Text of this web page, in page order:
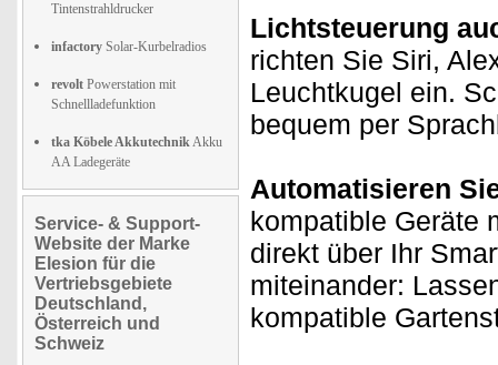
Tintenstrahldrucker
infactory Solar-Kurbelradios
revolt Powerstation mit
Schnellladefunktion
tka Köbele AkkutechnikAkku
AA Ladegeräte
Service- & Support-
Website der Marke
Elesion für die
Vertriebsgebiete
Deutschland,
Österreich und
Schweiz
Lichtsteuerung
richten Sie Siri,
Leuchtkugel ein.
bequem per
Automatisieren
kompatible Geräte
direkt über Ihr
miteinander:
kompatible